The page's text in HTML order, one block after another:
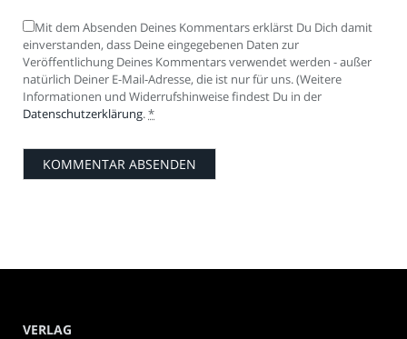
Mit dem Absenden Deines Kommentars erklärst Du Dich damit
einverstanden, dass Deine eingegebenen Daten zur
Veröffentlichung Deines Kommentars verwendet werden - außer
natürlich Deiner E-Mail-Adresse, die ist nur für uns. (Weitere
Informationen und Widerrufshinweise findest Du in der
Datenschutzerklärung.*
VERLAG